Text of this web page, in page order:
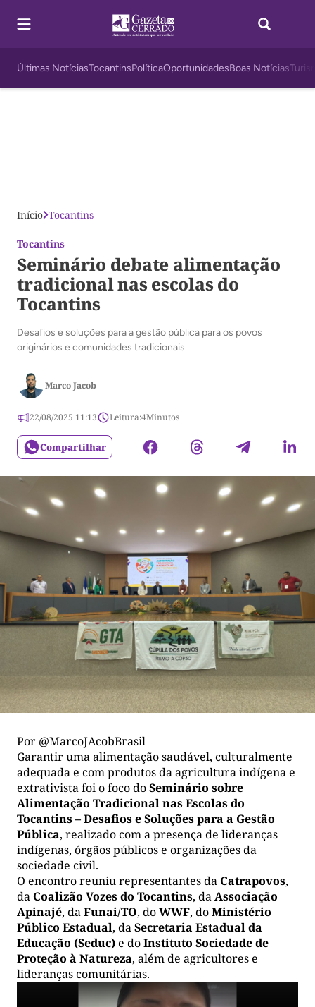
Últimas NotíciasTocantinsPolíticaOportunidadesBoas Notícias
Início Tocantins
Tocantins
Seminário debate alimentação
tradicional nas escolas do
Tocantins
Desafios e soluções para a gestão pública para os povos
originários e comunidades tradicionais.
Marco Jacob
22/08/2025 11:13 Leitura:4Minutos
Compartilhar
Por @MarcoJAcobBrasil
Garantir uma alimentação saudável, culturalmente
adequada e com produtos da agricultura indígena e
extrativista foi o foco doSeminário sobre
Alimentação Tradicional nas Escolas do
Tocantins – Desafios e Soluções para a Gestão
Pública, realizado com a presença de lideranças
indígenas, órgãos públicos e organizações da
sociedade civil.
O encontro reuniu representantes da Catrapovos,
da Coalizão Vozes do Tocantins, daAssociação
Apinajé, daFunai/TO, doWWF, doMinistério
Público Estadual, daSecretaria Estadual da
Educação (Seduc)e doInstituto Sociedade de
Proteção à Natureza, além de agricultores e
lideranças comunitárias.